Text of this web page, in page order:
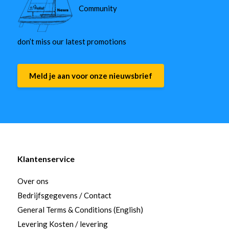
Community
don’t miss our latest promotions
Meld je aan voor onze nieuwsbrief
Klantenservice
Over ons
Bedrijfsgegevens / Contact
General Terms & Conditions (English)
Levering Kosten / levering